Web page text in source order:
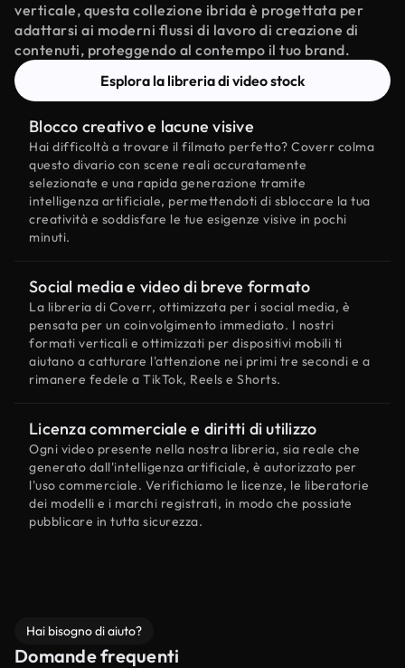
verticale, questa collezione ibrida è progettata per
adattarsi ai moderni flussi di lavoro di creazione di
contenuti, proteggendo al contempo il tuo brand.
Esplora la libreria di video stock
Blocco creativo e lacune visive
Hai difficoltà a trovare il filmato perfetto? Coverr colma
questo divario con scene reali accuratamente
selezionate e una rapida generazione tramite
intelligenza artificiale, permettendoti di sbloccare la tua
creatività e soddisfare le tue esigenze visive in pochi
minuti.
Social media e video di breve formato
La libreria di Coverr, ottimizzata per i social media, è
pensata per un coinvolgimento immediato. I nostri
formati verticali e ottimizzati per dispositivi mobili ti
aiutano a catturare l'attenzione nei primi tre secondi e a
rimanere fedele a TikTok, Reels e Shorts.
Licenza commerciale e diritti di utilizzo
Ogni video presente nella nostra libreria, sia reale che
generato dall'intelligenza artificiale, è autorizzato per
l'uso commerciale. Verifichiamo le licenze, le liberatorie
dei modelli e i marchi registrati, in modo che possiate
pubblicare in tutta sicurezza.
Hai bisogno di aiuto?
Domande frequenti